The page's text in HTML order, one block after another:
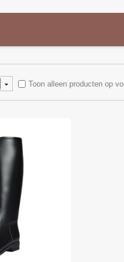
Toon alleen producten op